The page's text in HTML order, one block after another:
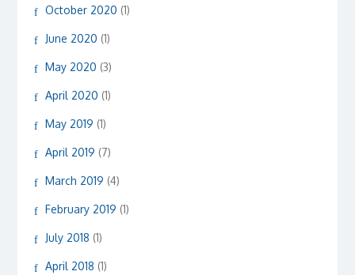
October 2020 (1)
June 2020 (1)
May 2020 (3)
April 2020 (1)
May 2019 (1)
April 2019 (7)
March 2019 (4)
February 2019 (1)
July 2018 (1)
April 2018 (1)